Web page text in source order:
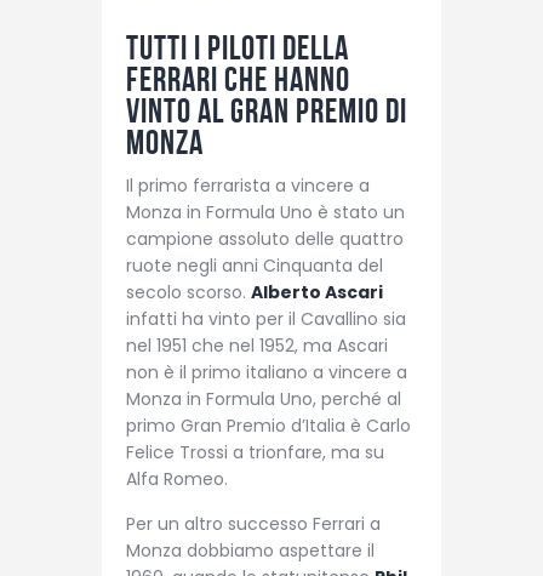
Tutti i piloti della
Ferrari che hanno
vinto al Gran Premio di
Monza
Il primo ferrarista a vincere a
Monza in Formula Uno è stato un
campione assoluto delle quattro
ruote negli anni Cinquanta del
secolo scorso. Alberto Ascari
infatti ha vinto per il Cavallino sia
nel 1951 che nel 1952, ma Ascari
non è il primo italiano a vincere a
Monza in Formula Uno, perché al
primo Gran Premio d’Italia è Carlo
Felice Trossi a trionfare, ma su
Alfa Romeo.
Per un altro successo Ferrari a
Monza dobbiamo aspettare il